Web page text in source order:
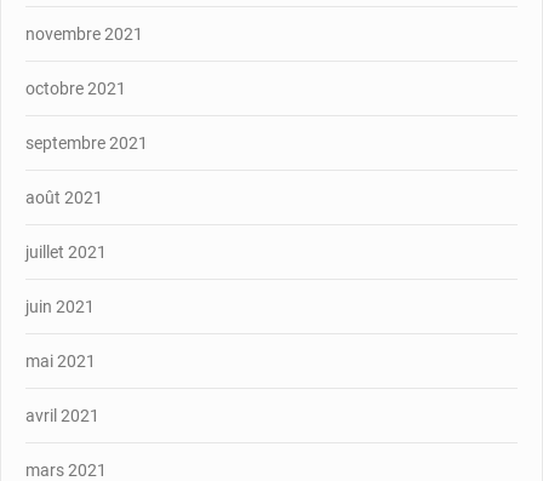
novembre 2021
octobre 2021
septembre 2021
août 2021
juillet 2021
juin 2021
mai 2021
avril 2021
mars 2021